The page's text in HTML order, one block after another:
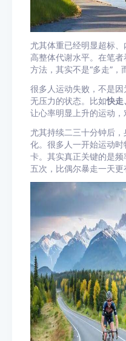
尤其体重已经明显超标
高整体代谢水平。在笔
方法，其实不是“多走”，
很多人运动失败，不是
无压力的状态。比如快走
让心率明显上升的运动，
尤其持续二三十分钟后
化。很多人一开始运动
卡。其实真正关键的是
五次，比偶尔暴走一天更